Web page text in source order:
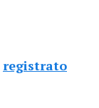
registrato